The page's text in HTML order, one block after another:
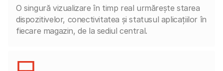
O singură vizualizare în timp real urmărește starea
dispozitivelor, conectivitatea și statusul aplicațiilor în
fiecare magazin, de la sediul central.